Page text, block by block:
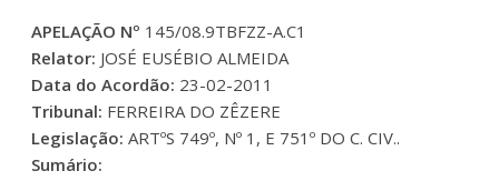
APELAÇÃO Nº 145/08.9TBFZZ-A.C1
Relator: JOSÉ EUSÉBIO ALMEIDA
Data do Acordão: 23-02-2011
Tribunal: FERREIRA DO ZÊZERE
Legislação:ARTºS 749º, Nº 1, E 751º DO C. CIV..
Sumário: